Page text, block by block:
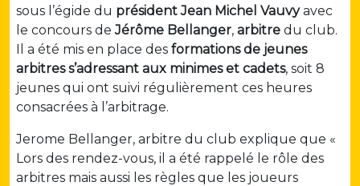
sous l’égide du président Jean Michel Vauvyavec
le concours deJérôme Bellanger, arbitre du club.
Il a été mis en place des formations de jeunes
arbitres s’adressant aux minimes et cadets, soit 8
jeunes qui ont suivi régulièrement ces heures
consacrées à l’arbitrage.
Jerome Bellanger, arbitre du club explique que «
Lors des rendez-vous, il a été rappelé le rôle des
arbitres mais aussi les règles que les joueurs